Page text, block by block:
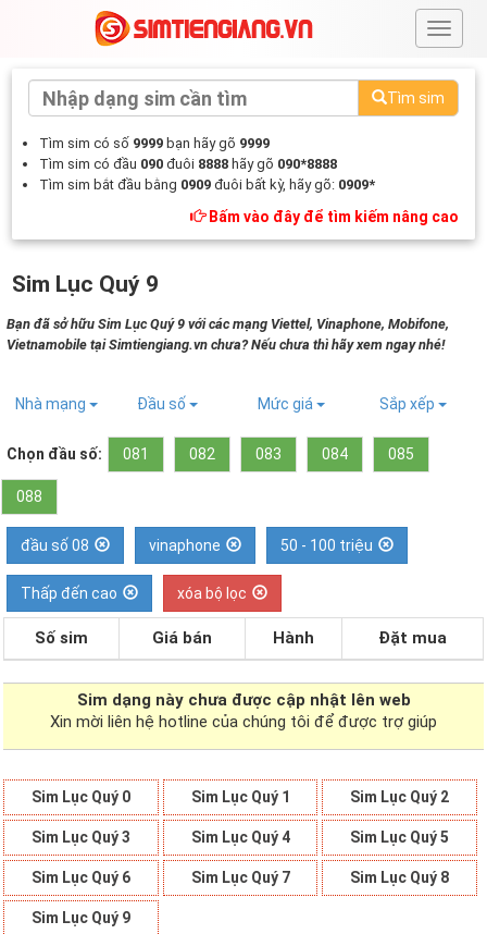
#
Tìm sim
Tìm sim có số 9999 bạn hãy gõ 9999
Tìm sim có đầu 090 đuôi 8888 hãy gõ 090*8888
Tìm sim bắt đầu bằng 0909 đuôi bất kỳ, hãy gõ: 0909*
Bấm vào đây để tìm kiếm nâng cao
Sim Lục Quý 9
Bạn đã sở hữu Sim Lục Quý 9 với các mạng Viettel, Vinaphone, Mobifone,
Vietnamobile tại Simtiengiang.vn chưa? Nếu chưa thì hãy xem ngay nhé!
Nhà mạng Đầu số Mức giá Sắp xếp
Chọn đầu số: 081 082 083 084 085
088
đầu số 08 vinaphone 50 - 100 triệu
Thấp đến cao xóa bộ lọc
Số sim Giá bán Hành Đặt mua
Sim dạng này chưa được cập nhật lên web
Xin mời liên hệ hotline của chúng tôi để được trợ giúp
Sim Lục Quý 0 Sim Lục Quý 1 Sim Lục Quý 2
Sim Lục Quý 3 Sim Lục Quý 4 Sim Lục Quý 5
Sim Lục Quý 6 Sim Lục Quý 7 Sim Lục Quý 8
Sim Lục Quý 9